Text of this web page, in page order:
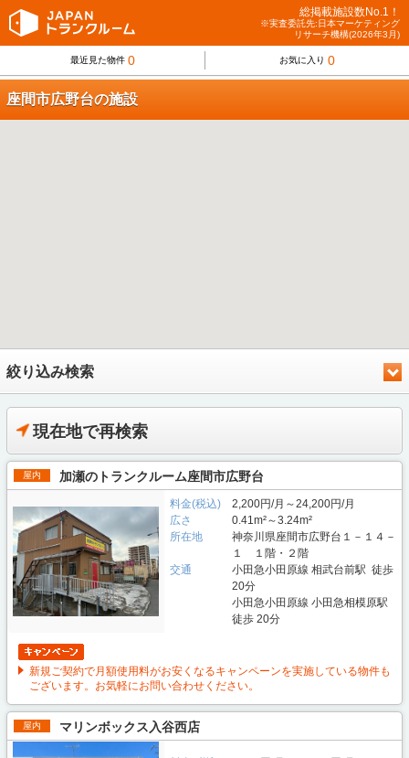
総掲載施設数No.1！
※実査委託先:日本マーケティング
リサーチ機構(2026年3月)
最近見た物件 0 お気に入り 0
座間市広野台の施設
絞り込み検索
現在地で再検索
屋内 加瀬のトランクルーム座間市広野台
料金(税込)
2,200円/月～24,200円/月
広さ
0.41m²～3.24m²
所在地
神奈川県座間市広野台１－１４－
１ １階・２階
交通
小田急小田原線 相武台前駅 徒歩
20分
小田急小田原線 小田急相模原駅
徒歩 20分
新規ご契約で月額使用料がお安くなるキャンペーンを実施している物件も
ございます。お気軽にお問い合わせください。
屋内 マリンボックス入谷西店